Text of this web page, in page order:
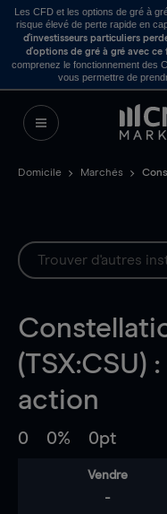
Les CFD et les options de gré à
risque élevé de perte rapide en
d’investisseurs particuliers
d’options de gré à gré avec ce
comprenez le fonctionnement des
vous permettre de
Domicile Marchés
(TSX:CSU)
action
0 0% 0pt
Vendre
-